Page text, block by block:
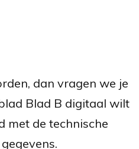
dan vragen we je
Blad B digitaal wilt
met de technische